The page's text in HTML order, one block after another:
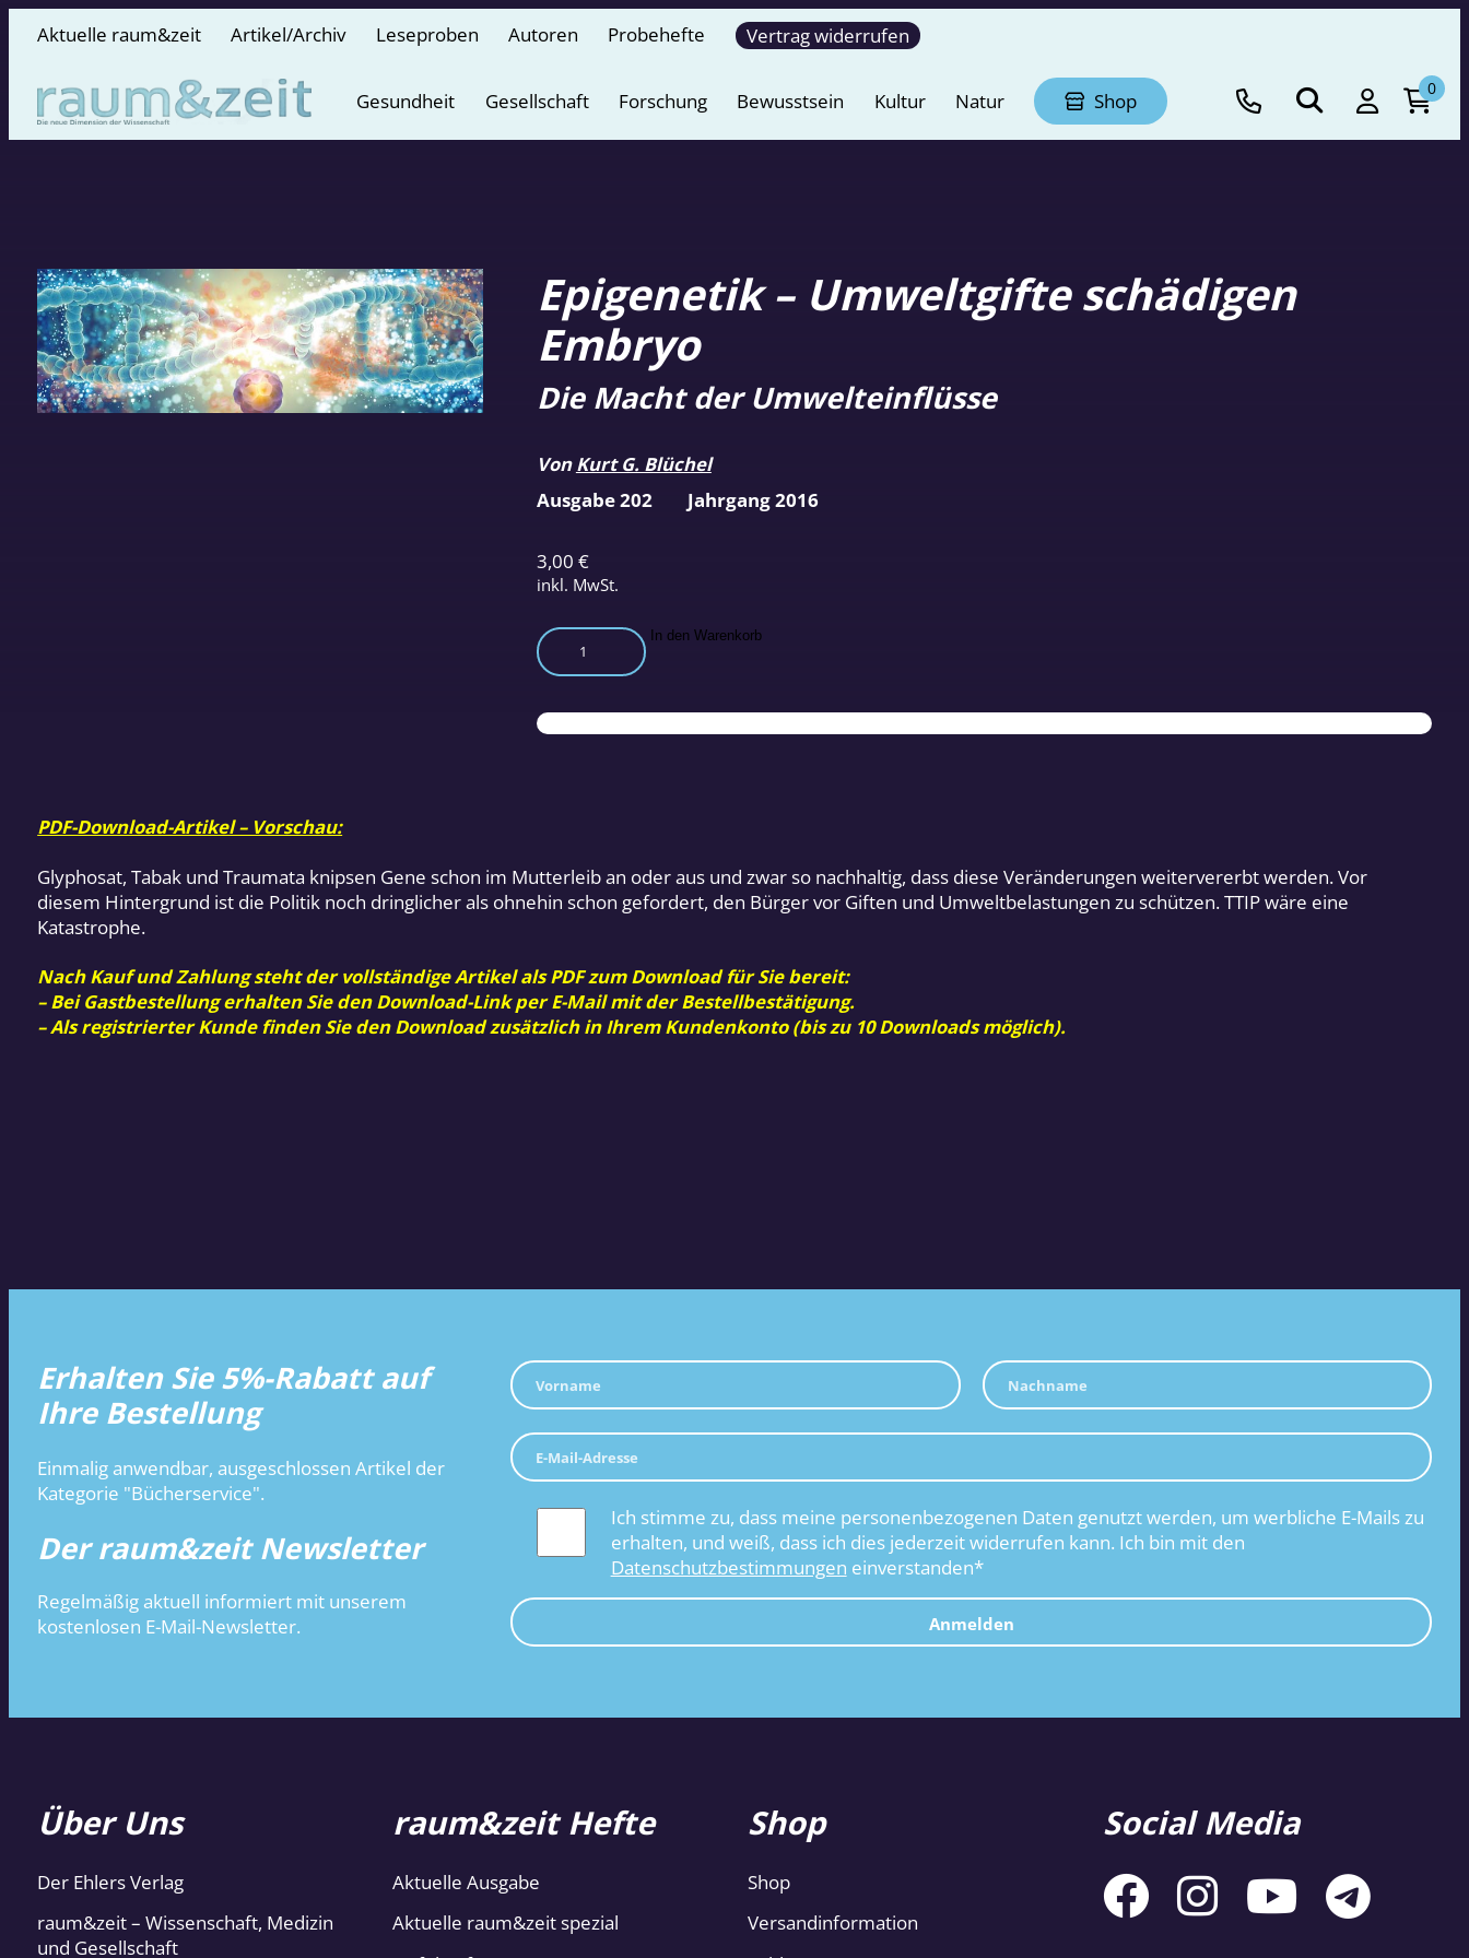
Aktuelle raum&zeit Artikel/Archiv Leseproben Autoren Probehefte Vertrag widerrufen
Gesundheit Gesellschaft Forschung Bewusstsein Kultur Natur Shop
0
Epigenetik – Umweltgifte schädigen
Embryo
3,00 €
inkl. MwSt.
Die Macht der Umwelteinflüsse
VonKurt G. Blüchel
Epigenetik
–
schädigen
Embryo
In den Warenkorb
Ausgabe 202 Jahrgang 2016
PDF-Download-Artikel – Vorschau:
Glyphosat, Tabak und Traumata knipsen Gene schon im Mutterleib an oder aus und zwar so nachhaltig, dass diese Veränderungen weitervererbt werden. Vor
diesem Hintergrund ist die Politik noch dringlicher als ohnehin schon gefordert, den Bürger vor Giften und Umweltbelastungen zu schützen. TTIP wäre eine
Katastrophe.
Nach Kauf und Zahlung steht der vollständige Artikel als PDF zum Download für Sie bereit:
– Bei Gastbestellung erhalten Sie den Download-Link per E-Mail mit der Bestellbestätigung.
– Als registrierter Kunde finden Sie den Download zusätzlich in Ihrem Kundenkonto (bis zu 10 Downloads möglich).
Erhalten Sie 5%-Rabatt auf
Ihre Bestellung
Einmalig anwendbar, ausgeschlossen Artikel der
Kategorie "Bücherservice".
Der raum&zeit Newsletter
Regelmäßig aktuell informiert mit unserem
kostenlosen E-Mail-Newsletter.
Ich stimme zu, dass meine personenbezogenen Daten genutzt werden, um werbliche E-Mails zu
erhalten, und weiß, dass ich dies jederzeit widerrufen kann. Ich bin mit den
Datenschutzbestimmungen einverstanden*
Anmelden
Über Uns
Der Ehlers Verlag
raum&zeit – Wissenschaft, Medizin
und Gesellschaft
raum&zeit Hefte
Aktuelle Ausgabe
Aktuelle raum&zeit spezial
Shop
Shop
Versandinformation
Social Media